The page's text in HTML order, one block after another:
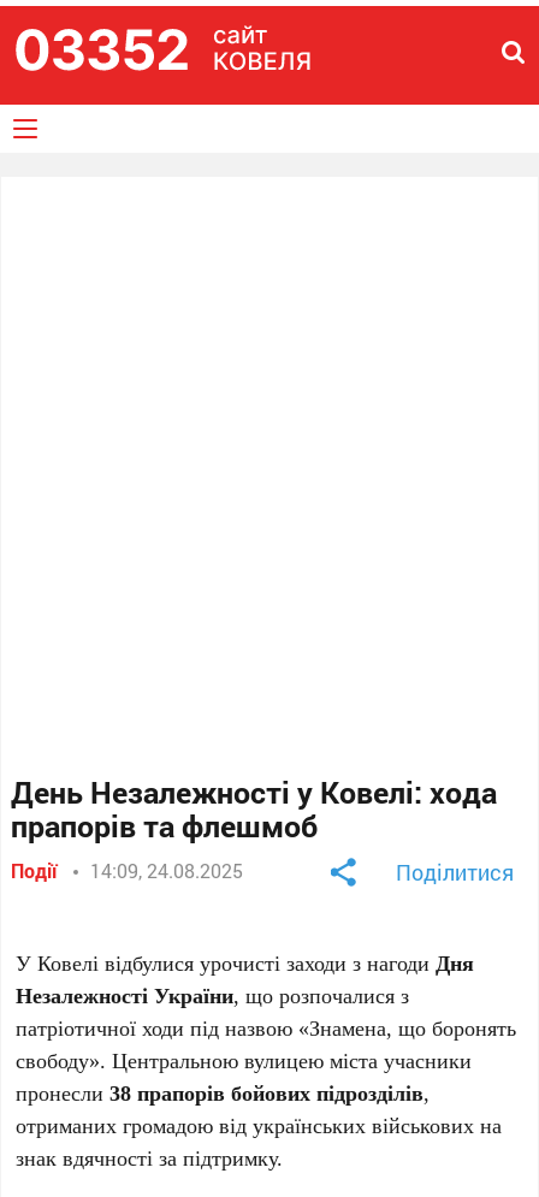
День Незалежності у Ковелі: хода
прапорів та флешмоб
Події 14:09, 24.08.2025 Поділитися
У Ковелі відбулися урочисті заходи з нагодиДня
Незалежності України, що розпочалися з
патріотичної ходи під назвою «Знамена, що боронять
свободу». Центральною вулицею міста учасники
пронесли38 прапорів бойових підрозділів,
отриманих громадою від українських військових на
знак вдячності за підтримку.